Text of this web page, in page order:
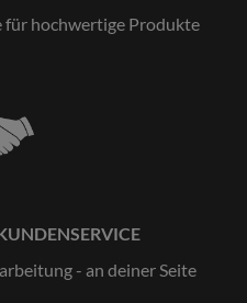
für hochwertige Produkte
- an deiner Seite